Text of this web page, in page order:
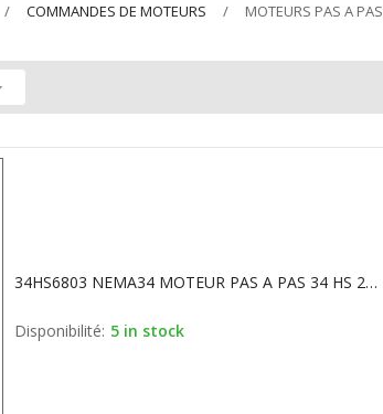
COMMANDES DE MOTEURS MOTEURS PAS A PAS
34HS6803 NEMA34 MOTEUR PAS A PAS 34 HS 2 PHASES 3,5mH
Disponibilité: 5 in stock